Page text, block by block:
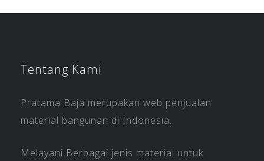
Tentang Kami
Pratama Baja merupakan web penjualan
material bangunan di Indonesia.
Melayani Berbagai jenis material untuk